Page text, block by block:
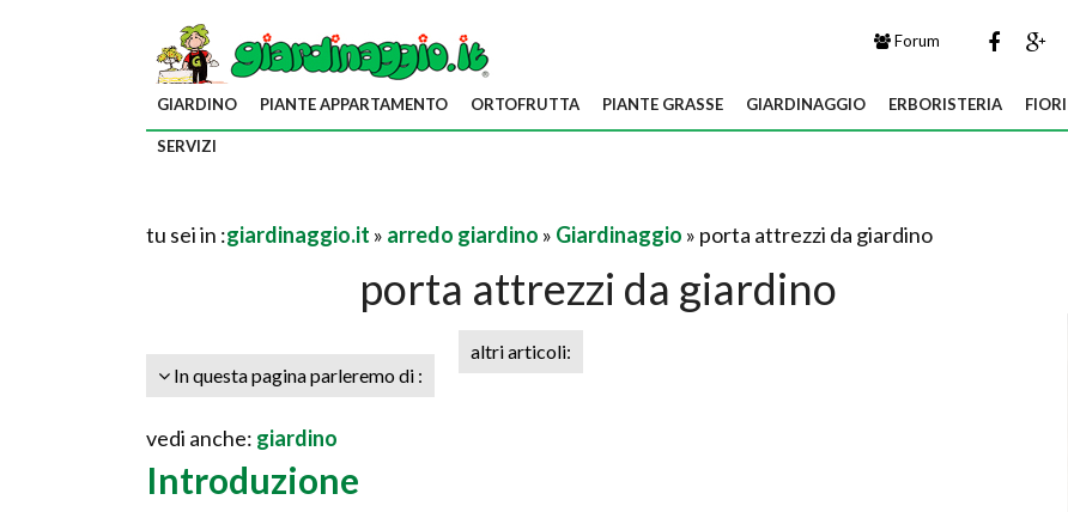
Forum
GIARDINO PIANTE APPARTAMENTO ORTOFRUTTA PIANTE GRASSE GIARDINAGGIO ERBORISTERIA FIORI
SERVIZI
tu sei in :giardinaggio.it » arredo giardino » Giardinaggio » porta attrezzi da giardino
porta attrezzi da giardino
In questa pagina parleremo di :
altri articoli:
vedi anche: giardino
Introduzione